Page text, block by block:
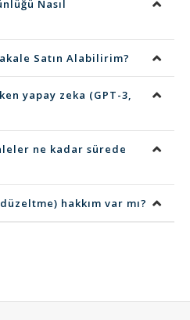
Nasıl
Satın Alabilirim?
yapay zeka (GPT-3,
ne kadar sürede
hakkım var mı?